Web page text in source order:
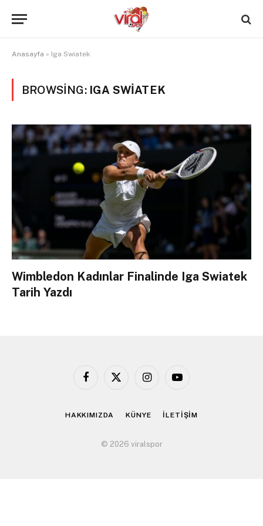
Anasayfa » Iga Swiatek
BROWSING: IGA SWIATEK
Wimbledon Kadınlar Finalinde Iga Swiatek
Tarih Yazdı
Facebook
X
InstagramYouTube
HAKKIMIZDA KÜNYE İLETİŞİM
© 2026 viralspor